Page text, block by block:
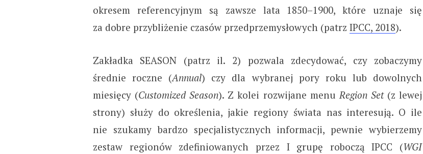
okresem referencyjnym są zawsze lata 1850–1900, które uznaje się
za dobre przybliżenie czasów przedprzemysłowych (patrz IPCC, 2018).
Zakładka SEASON (patrz il. 2) pozwala zdecydować, czy zobaczymy
średnie roczne (Annual) czy dla wybranej pory roku lub dowolnych
miesięcy (Customized Season). Z kolei rozwijane menuRegion Set(z lewej
strony) służy do określenia, jakie regiony świata nas interesują. O ile
nie szukamy bardzo specjalistycznych informacji, pewnie wybierzemy
zestaw regionów zdefiniowanych przez I grupę roboczą IPCC (WGI